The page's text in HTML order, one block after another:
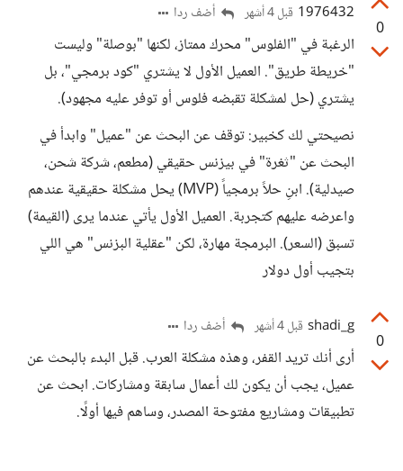
0
1976432 قبل 4 أشهر أضف ردا
الرغبة في "الفلوس" محرك ممتاز، لكنها "بوصلة" وليست
"خريطة طريق". العميل الأول لا يشتري "كود برمجي"، بل
يشتري (حل لمشكلة تقبضه فلوس أو توفر عليه مجهود).
نصيحتي لك كخبير: توقف عن البحث عن "عميل" وابدأ في
البحث عن "ثغرة" في بيزنس حقيقي (مطعم، شركة شحن،
صيدلية). ابنِ حلاً برمجياً (MVP) يحل مشكلة حقيقية عندهم
واعرضه عليهم كتجربة. العميل الأول يأتي عندما يرى (القيمة)
تسبق (السعر). البرمجة مهارة، لكن "عقلية البزنس" هي اللي
بتجيب أول دولار
0
shadi_g قبل 4 أشهر أضف ردا
أرى أنك تريد القفر، وهذه مشكلة العرب. قبل البدء بالبحث عن
عميل، يجب أن يكون لك أعمال سابقة ومشاركات. ابحث عن
تطبيقات ومشاريع مفتوحة المصدر، وساهم فيها أولًا.